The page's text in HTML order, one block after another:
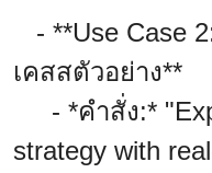
- **Use Case
เคสสตัวอย่าง**
- *คำสั่ง:*
strategy with